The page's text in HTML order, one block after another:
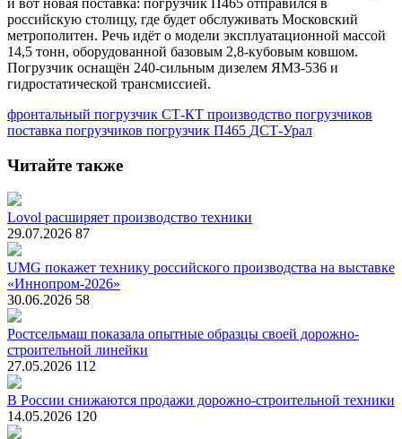
российскую столицу, где будет обслуживать Московский
метрополитен. Речь идёт о модели эксплуатационной массой
14,5 тонн, оборудованной базовым 2,8-кубовым ковшом.
Погрузчик оснащён 240-сильным дизелем ЯМЗ-536 и
гидростатической трансмиссией.
фронтальный погрузчик СТ-КТ производство погрузчиков
поставка погрузчиков погрузчик П465 ДСТ-Урал
Читайте также
Lovol расширяет производство техники
29.07.2026 87
UMG покажет технику российского производства на выставке
«Иннопром-2026»
30.06.2026 58
Ростсельмаш показала опытные образцы своей дорожно-
строительной линейки
27.05.2026 112
В России снижаются продажи дорожно-строительной техники
14.05.2026 120